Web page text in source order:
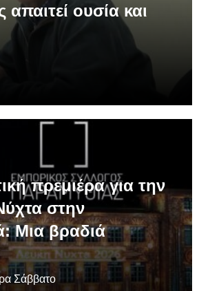
απαιτεί ουσία και
πρεμιέρα για την
στην
Μια βραδιά
Σάββατο